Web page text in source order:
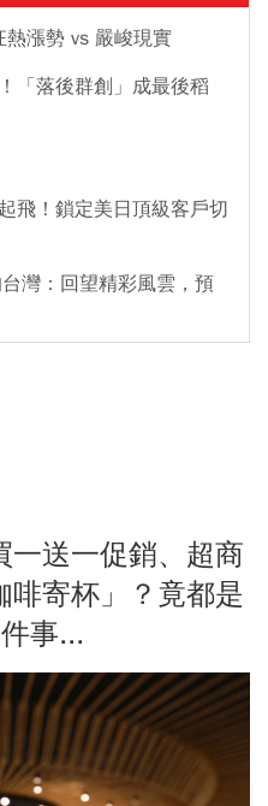
漲勢 vs 嚴峻現實
「落後群創」成最後稻
飛！鎖定美日頂級客戶切
灣：回望精彩風雲，預
一送一促銷、超商
啡寄杯」？竟都是
事...